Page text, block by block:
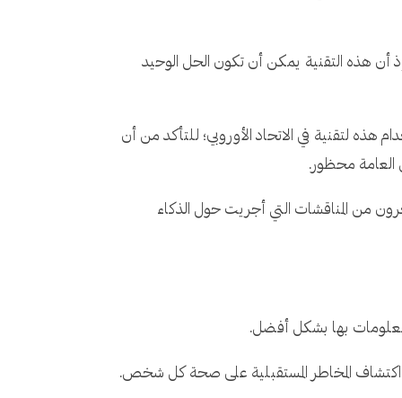
أن هذه التقنية يمكن أن تكون الحل الوحيد
لتقنية في الاتحاد الأوروبي؛ للتأكد من أن
العامة محظور.
أي في عام 2050، ويرى أن الناس حينها سيسخرون من المناقشات التي أجريت حول الذكاء
بها بشكل أفضل.
المخاطر المستقبلية على صحة كل شخص.